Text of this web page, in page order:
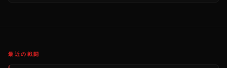
最近の戦闘